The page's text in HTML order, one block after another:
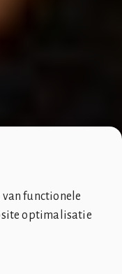
functionele
optimalisatie